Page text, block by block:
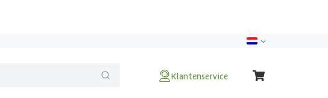
Klantenservice